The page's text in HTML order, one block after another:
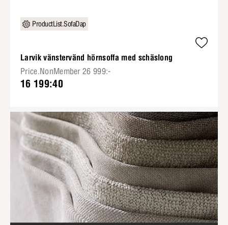
ProductList.SofaDap
Larvik vänstervänd hörnsoffa med schäslong
Price.NonMember 26 999:-
16 199:40